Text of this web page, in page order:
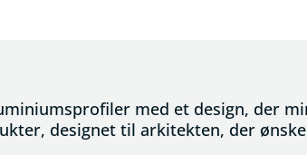
med et design, der
designet til arkitekten, der